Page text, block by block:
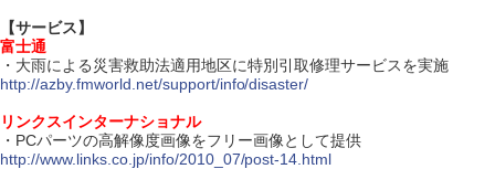
【サービス】
富士通
・大雨による災害救助法適用地区に特別引取修理サービスを実施
http://azby.fmworld.net/support/info/disaster/
リンクスインターナショナル
・PCパーツの高解像度画像をフリー画像として提供
http://www.links.co.jp/info/2010_07/post-14.html